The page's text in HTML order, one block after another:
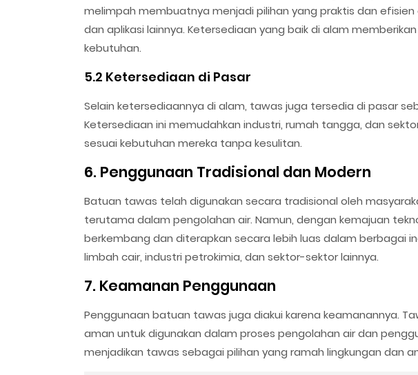
melimpah membuatnya menjadi pilihan yang praktis dan
dan aplikasi lainnya. Ketersediaan yang baik di alam
kebutuhan.
5.2 Ketersediaan di Pasar
Selain ketersediaannya di alam, tawas juga tersedia di pasar
Ketersediaan ini memudahkan industri, rumah tangga, dan
sesuai kebutuhan mereka tanpa kesulitan.
6. Penggunaan Tradisional dan Modern
Batuan tawas telah digunakan secara tradisional oleh
terutama dalam pengolahan air. Namun, dengan kemajuan
berkembang dan diterapkan secara lebih luas dalam berbagai
limbah cair, industri petrokimia, dan sektor-sektor lainnya.
7. Keamanan Penggunaan
Penggunaan batuan tawas juga diakui karena keamanannya.
aman untuk digunakan dalam proses pengolahan air dan
menjadikan tawas sebagai pilihan yang ramah lingkungan dan